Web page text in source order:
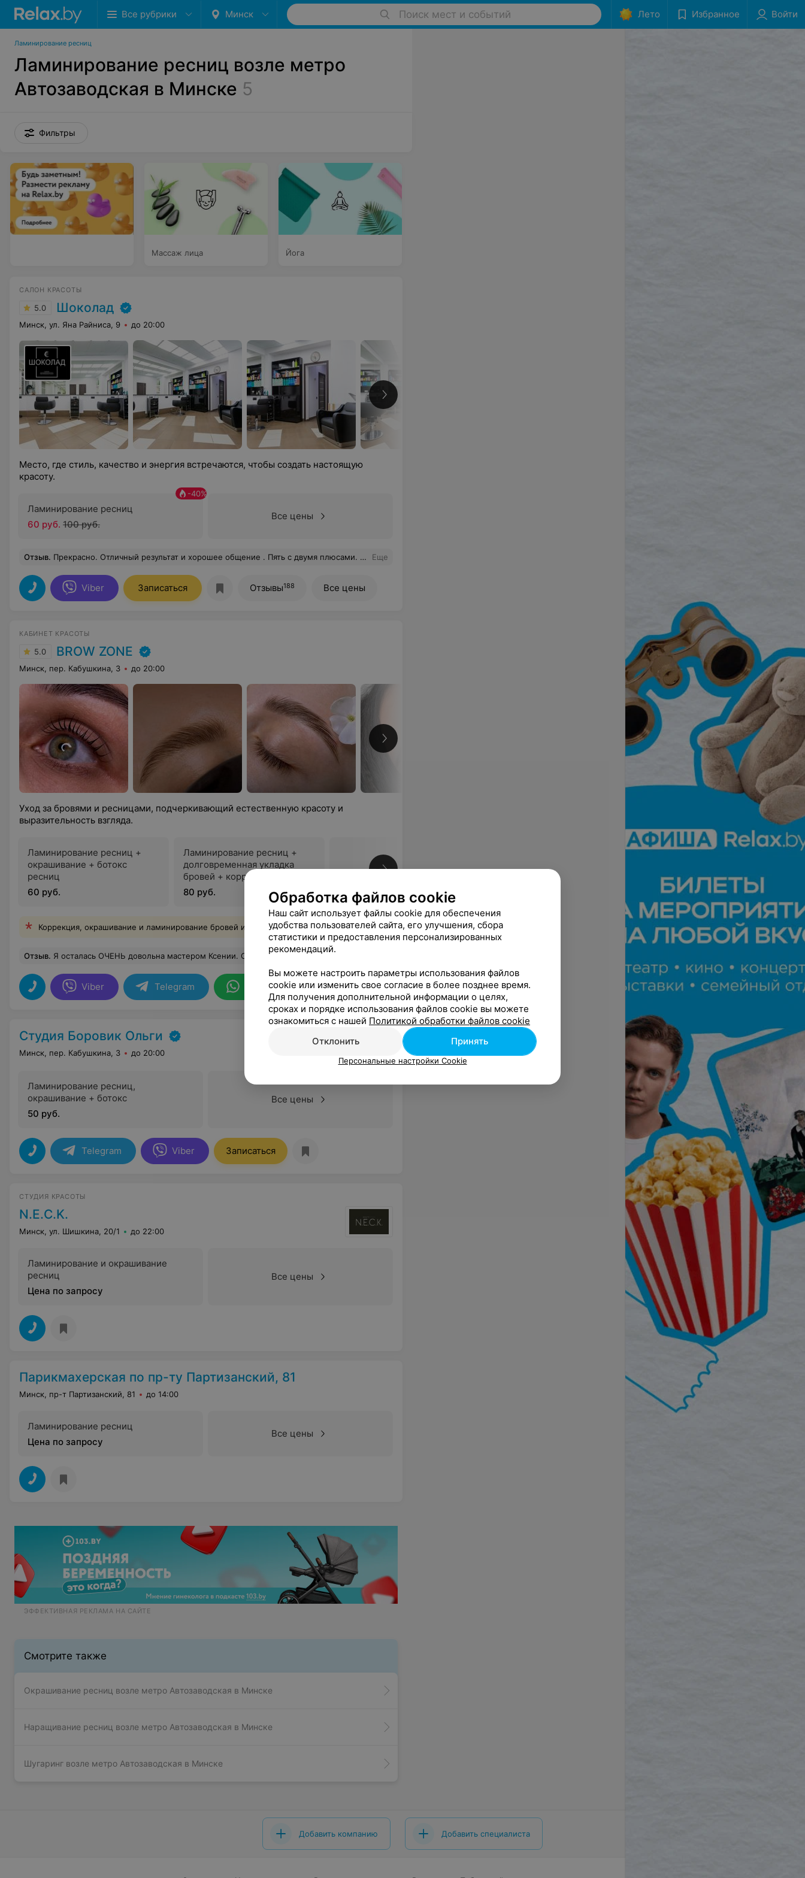
Все рубрики Минск Поиск мест и событий Лето Избранное Войти
Ламинирование ресниц
Ламинирование ресниц возле метро
Автозаводская в Минске 5
Фильтры
Массаж лица Йога
САЛОН КРАСОТЫ
5.0 Шоколад
Минск, ул. Яна Райниса, 9 до 20:00
Место, где стиль, качество и энергия встречаются, чтобы создать настоящую
красоту.
Ламинирование ресниц
-40%
60 руб. 100 руб.
Все цены
Отзыв. Прекрасно. Отличный результат и хорошее общение . Пять с двумя плюсами. Спасибо большое Мастеру Ане , буду приходить ещё. Еще
Viber Записаться Отзывы188 Все цены
КАБИНЕТ КРАСОТЫ
Подробнее
5.0 BROW ZONE
Минск, пер. Кабушкина, 3 до 20:00
Уход за бровями и ресницами, подчеркивающий естественную красоту и
выразительность взгляда.
Ламинирование ресниц +
окрашивание + ботокс
ресниц
60 руб.
Ламинирование ресниц +
долговременная укладка
бровей + коррекция бровей
80 руб.
Все цены
Коррекция, окрашивание и ламинирование бровей и ресниц у опытного мастера
Отзыв. Я осталась ОЧЕНЬ довольна мастером Ксении. Она мастер от Бога. Сделала волшебно! Я счастлива и довольна, учитывая практически отсутствие своих бровей (редкие и тонкие).
Viber Telegram WhatsApp
Студия Боровик Ольги
Минск, пер. Кабушкина, 3 до 20:00
Ламинирование ресниц,
окрашивание + ботокс
50 руб.
Все цены
Telegram Viber Записаться
СТУДИЯ КРАСОТЫ
N.E.C.K.
Минск, ул. Шишкина, 20/1 до 22:00
Ламинирование и окрашивание
ресниц
Цена по запросу
Все цены
Парикмахерская по пр-ту Партизанский, 81
Минск, пр-т Партизанский, 81 до 14:00
Ламинирование ресниц
Цена по запросу
Все цены
ЭФФЕКТИВНАЯ РЕКЛАМА НА САЙТЕ
Смотрите также
Окрашивание ресниц возле метро Автозаводская в Минске
Наращивание ресниц возле метро Автозаводская в Минске
Шугаринг возле метро Автозаводская в Минске
Добавить компанию Добавить специалиста
Обработка файлов cookie
Наш сайт использует файлы cookie для обеспечения
удобства пользователей сайта, его улучшения, сбора
статистики и предоставления персонализированных
рекомендаций.
Вы можете настроить параметры использования файлов
cookie или изменить свое согласие в более позднее время.
Для получения дополнительной информации о целях,
сроках и порядке использования файлов cookie вы можете
ознакомиться с нашей Политикой обработки файлов cookie
Отклонить
Принять
Персональные настройки Cookie